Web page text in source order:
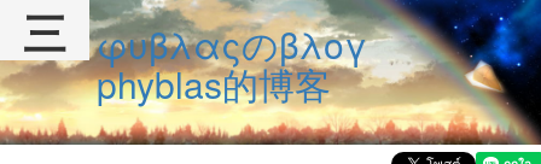
φυβλαςのβλογ
phyblas的博客
三